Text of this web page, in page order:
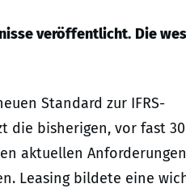
veröffentlicht. Die
Standard zur IFRS-
die bisherigen, vor fast 30
aktuellen
Leasing bildete eine